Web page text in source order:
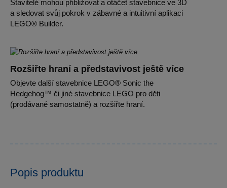
Stavitelé mohou přibližovat a otáčet stavebnice ve 3D
a sledovat svůj pokrok v zábavné a intuitivní aplikaci
LEGO® Builder.
Rozšiřte hraní a představivost ještě více
Objevte další stavebnice LEGO® Sonic the
Hedgehog™ či jiné stavebnice LEGO pro děti
(prodávané samostatně) a rozšiřte hraní.
Popis produktu